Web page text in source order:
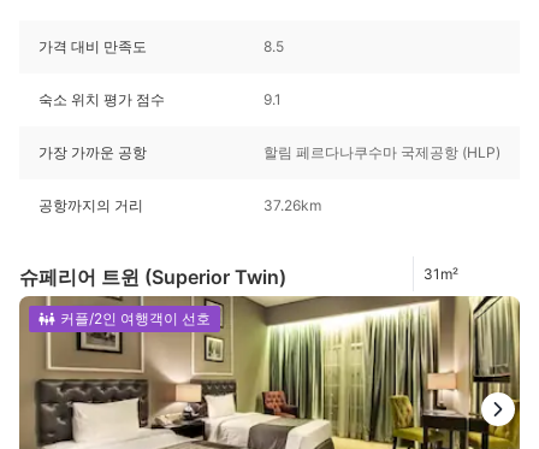
가격 대비 만족도 8.5
숙소 위치 평가 점수 9.1
가장 가까운 공항 할림 페르다나쿠수마 국제공항 (HLP)
공항까지의 거리 37.26km
슈페리어 트윈 (Superior Twin) 31m²
커플/2인 여행객이 선호